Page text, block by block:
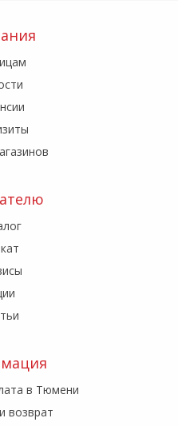
в Тюмени
возврат